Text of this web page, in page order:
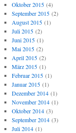
Oktober 2015(4)
September 2015(2)
August 2015(1)
Juli 2015(2)
Juni 2015(1)
Mai 2015(2)
April 2015(2)
März 2015(1)
Februar 2015(1)
Januar 2015(1)
Dezember 2014(1)
November 2014(1)
Oktober 2014(3)
September 2014(3)
Juli 2014(1)